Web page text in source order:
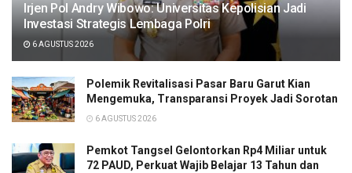
Irjen Pol Andry Wibowo: Universitas Kepolisian Jadi
Investasi Strategis Lembaga Polri
6 AGUSTUS 2026
Polemik Revitalisasi Pasar Baru Garut Kian
Mengemuka, Transparansi Proyek Jadi Sorotan
6 AGUSTUS 2026
Pemkot Tangsel Gelontorkan Rp4 Miliar untuk
72 PAUD, Perkuat Wajib Belajar 13 Tahun dan